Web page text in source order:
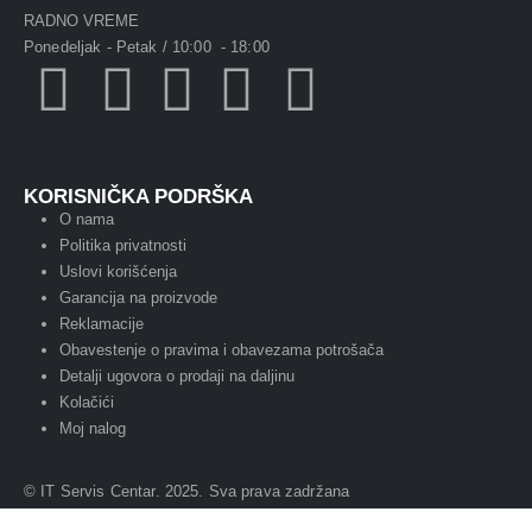
RADNO VREME
Ponedeljak - Petak / 10:00 - 18:00
KORISNIČKA PODRŠKA
O nama
Politika privatnosti
Uslovi korišćenja
Garancija na proizvode
Reklamacije
Obavestenje o pravima i obavezama potrošača
Detalji ugovora o prodaji na daljinu
Kolačići
Moj nalog
© IT Servis Centar. 2025. Sva prava zadržana